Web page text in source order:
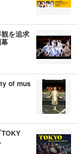
を追求
of mus